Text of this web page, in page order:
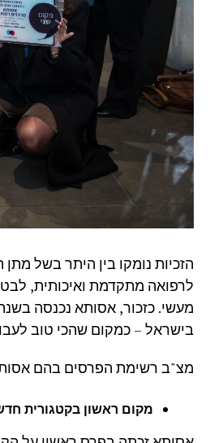
הזכיות נומקו בין היתר בשל
לרפואה מתקדמת ואיכותית,
בישראל – כמקום שהכי טוב
מצ"ב רשימת הפרסים בהם
מקום ראשון בקטגורית